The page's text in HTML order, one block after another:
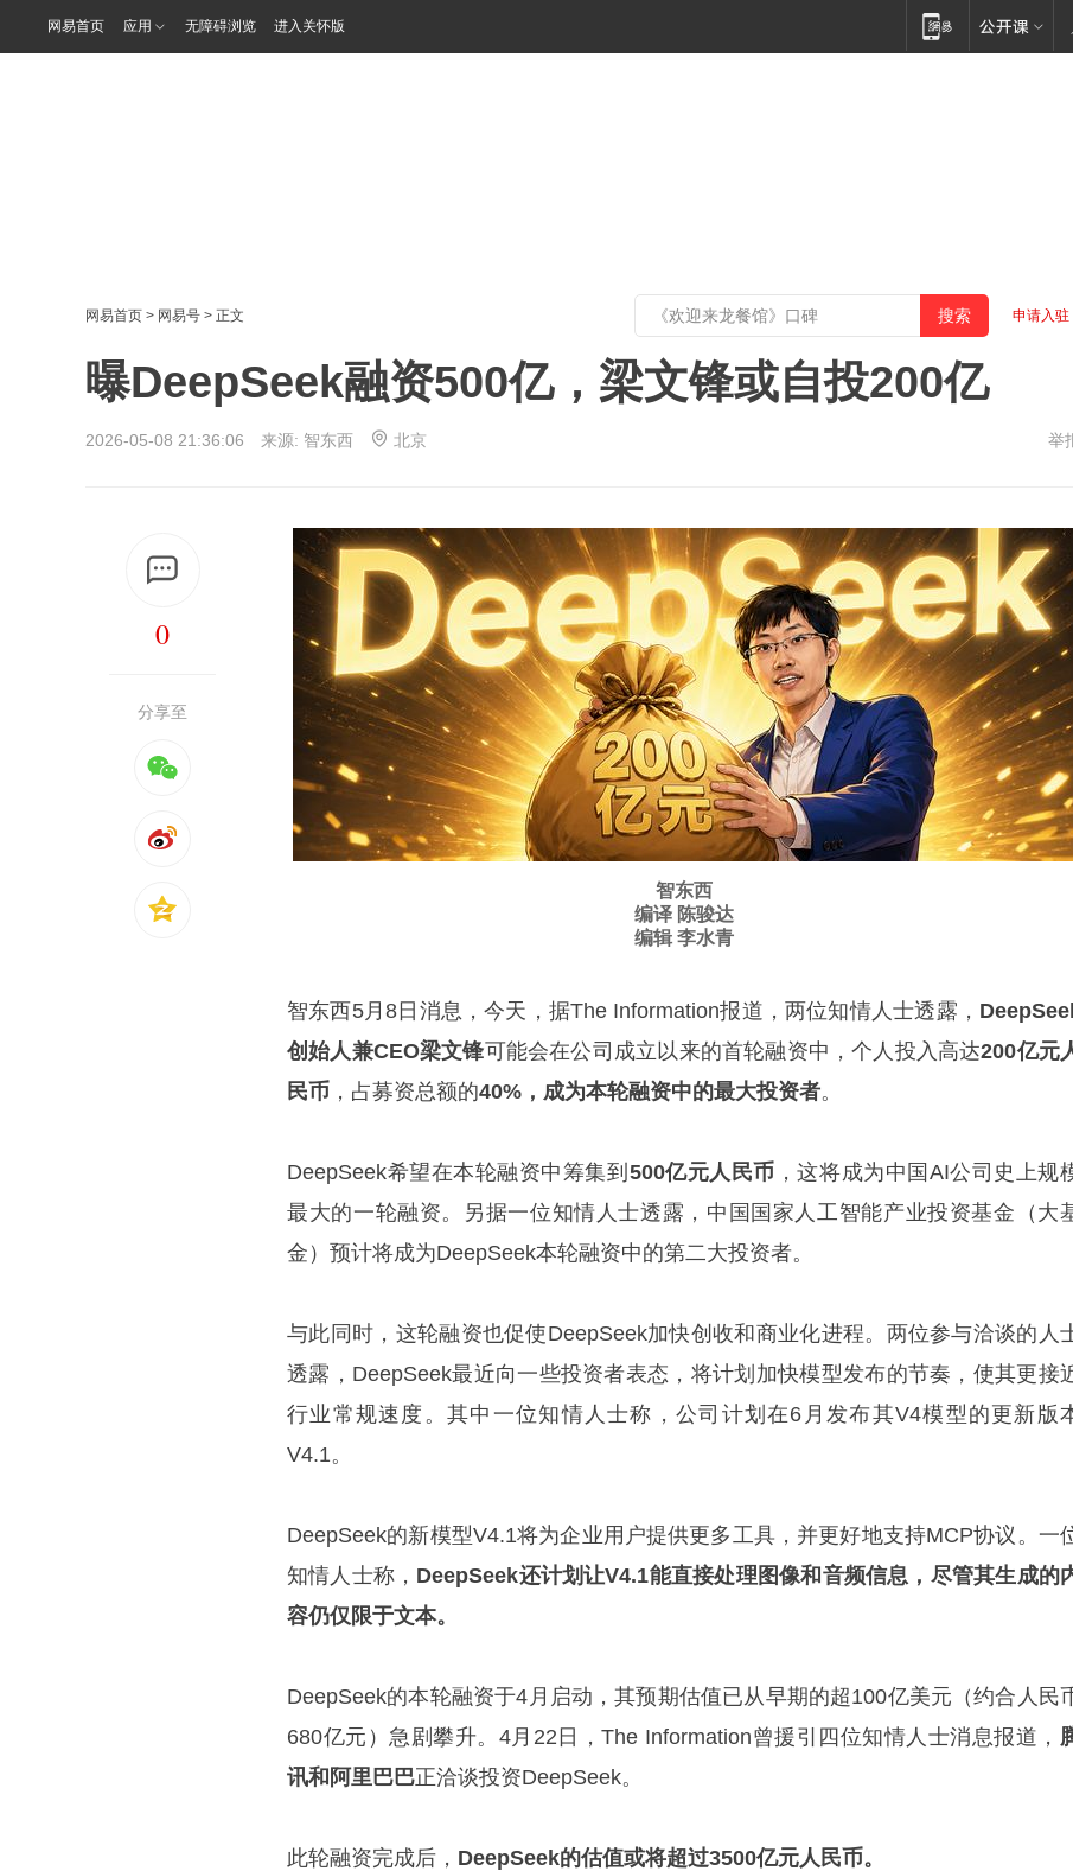
网易首页 应用 无障碍浏览 进入关怀版
网易首页 > 网易号 > 正文 申请入驻
曝DeepSeek融资500亿，梁文锋或自投200亿
2026-05-08 21:36:06 来源: 智东西 北京 举
0
分享至
智东西
编译 陈骏达
编辑 李水青
智东西5月8日消息，今天，据The Information报道，两位知情人士透露，
创始人兼CEO梁文锋可能会在公司成立以来的首轮融资中，个人投入高达200亿元
民币 ，占募资总额的40%，成为本轮融资中的最大投资者。
DeepSeek希望在本轮融资中筹集到 500亿元人民币 ，这将成为中国AI公司史上规
最大的一轮融资。另据一位知情人士透露，中国国家人工智能产业投资基金（大
金）预计将成为DeepSeek本轮融资中的第二大投资者。
与此同时，这轮融资也促使DeepSeek加快创收和商业化进程。两位参与洽谈的人
透露，DeepSeek最近向一些投资者表态，将计划加快模型发布的节奏，使其更接
行业常规速度。其中一位知情人士称，公司计划在6月发布其V4模型的更新版
V4.1。
DeepSeek的新模型V4.1将为企业用户提供更多工具，并更好地支持MCP协议。一
知情人士称， DeepSeek还计划让V4.1能直接处理图像和音频信息，尽管其生成的
容仍仅限于文本。
DeepSeek的本轮融资于4月启动，其预期估值已从早期的超100亿美元（约合人民
680亿元）急剧攀升。4月22日，The Information曾援引四位知情人士消息报道，
讯和阿里巴巴正洽谈投资DeepSeek。
此轮融资完成后， DeepSeek的估值或将超过3500亿元人民币。